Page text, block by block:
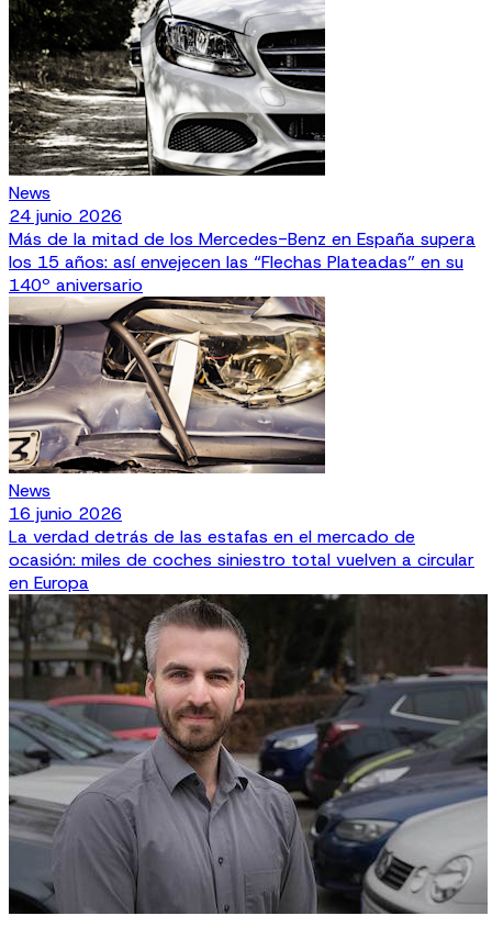
News
24 junio 2026
Más de la mitad de los Mercedes-Benz en España supera
los 15 años: así envejecen las “Flechas Plateadas” en su
140º aniversario
News
16 junio 2026
La verdad detrás de las estafas en el mercado de
ocasión: miles de coches siniestro total vuelven a circular
en Europa